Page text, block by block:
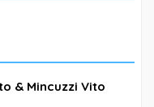
& Mincuzzi Vito